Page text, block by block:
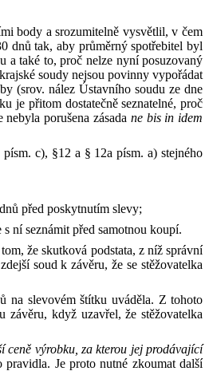
body a srozumitelně vysvětlil, v čem
dnů tak, aby průměrný spotřebitel byl
a také to, proč nelze nyní posuzovaný
soudy nejsou povinny vypořádat
(srov. nález Ústavního soudu ze dne
je přitom dostatečněseznatelné, proč
nebyla porušena zásada ne bis in idem
písm. c), §12 a § 12apísm. a) stejného
před poskytnutím slevy;
s ní seznámit před samotnou koupí.
tom, že skutková podstata, z níž správní
soud k závěru, že se stěžovatelka
na slevovém štítku uváděla. Z tohoto
závěru, když uzavřel, že stěžovatelka
ceně výrobku, za kterou jej prodávající
pravidla. Je proto nutné zkoumat další